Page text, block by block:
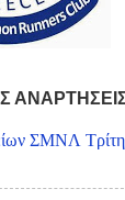
ΣΜΝΛ Τρίτη